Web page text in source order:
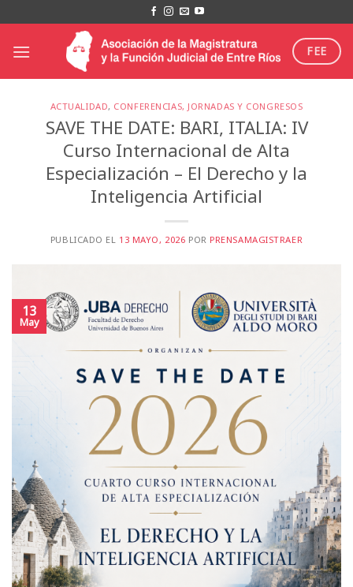
al
contenido
FEE
ACTUALIDAD, CONFERENCIAS, JORNADAS Y CONGRESOS
SAVE THE DATE: BARI, ITALIA: IV
Curso Internacional de Alta
Especialización – El Derecho y la
Inteligencia Artificial
PUBLICADO EL 13 MAYO, 2026 POR PRENSAMAGISTRAER
13
May